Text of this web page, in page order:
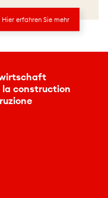
Hier erfahren Sie mehr
construction